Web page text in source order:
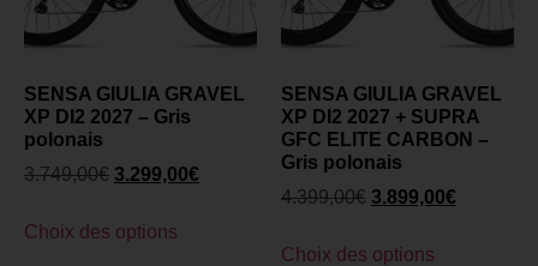
SENSA GIULIA GRAVEL
XP DI2 2027 – Gris
polonais
3.749,00€ 3.299,00€
Choix des options
SENSA GIULIA GRAVEL
XP DI2 2027 + SUPRA
GFC ELITE CARBON –
Gris polonais
4.399,00€ 3.899,00€
Choix des options